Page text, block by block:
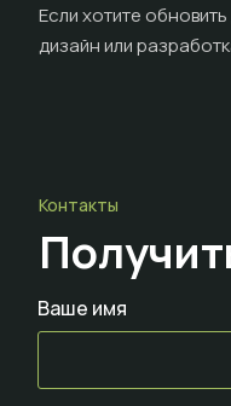
Если хотите
дизайн или
Контакты
Ваше имя